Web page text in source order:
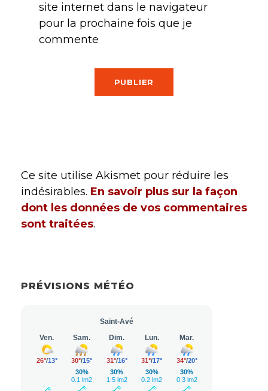
site internet dans le navigateur
pour la prochaine fois que je
commente
Ce site utilise Akismet pour réduire les
indésirables. En savoir plus sur la façon
dont les données de vos commentaires
sont traitées.
PRÉVISIONS MÉTÉO